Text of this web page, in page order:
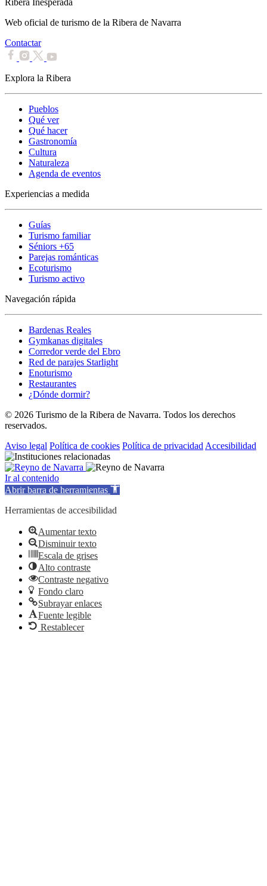
Ribera Inesperada
Web oficial de turismo de la Ribera de Navarra
Contactar
Explora la Ribera
Pueblos
Qué ver
Qué hacer
Gastronomía
Cultura
Naturaleza
Agenda de eventos
Experiencias a medida
Guías
Turismo familiar
Séniors +65
Parejas románticas
Ecoturismo
Turismo activo
Navegación rápida
Bardenas Reales
Gymkanas digitales
Corredor verde del Ebro
Red de parajes Starlight
Enoturismo
Restaurantes
¿Dónde dormir?
© 2026 Turismo de la Ribera de Navarra. Todos los derechos
reservados.
Aviso legal Política de cookies Política de privacidadAccesibilidad
Ir al contenido
Abrir barra de herramientas
Herramientas de accesibilidad
Aumentar texto
Disminuir texto
Escala de grises
Alto contraste
Contraste negativo
Fondo claro
Subrayar enlaces
Fuente legible
Restablecer